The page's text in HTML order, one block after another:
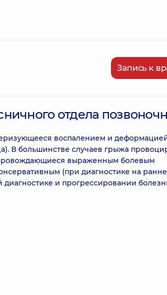
Запись к
отдела
воспалением и
В большинстве случаев грыжа
выраженным болевым
(при диагностике на
и прогрессировании